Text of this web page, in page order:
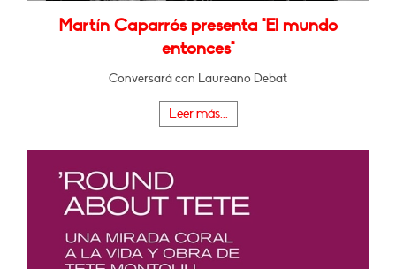
Martín Caparrós presenta "El mundo
entonces"
Conversará con Laureano Debat
Leer más...